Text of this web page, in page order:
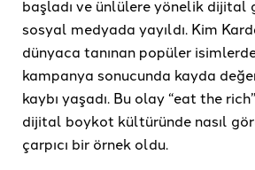
başladı ve ünlülere yönelik dijital
sosyal medyada yayıldı. Kim
dünyaca tanınan popüler
kampanya sonucunda kayda
kaybı yaşadı. Bu olay “eat the
dijital boykot kültüründe nasıl
çarpıcı bir örnek oldu.